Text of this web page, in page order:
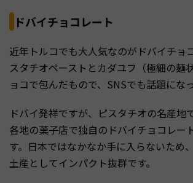
ドバイチョコレート
近年トルコでも大人気なのがドバイチョ
スタチオペーストとカダユフ（極細の麺
ョコで包んだもので、SNSでも話題にな
ドバイ発祥ですが、ピスタチオの名産地
各地の菓子店で独自のドバイチョコレー
す。日本ではなかなか手に入らないため
土産としてインパクト抜群です。